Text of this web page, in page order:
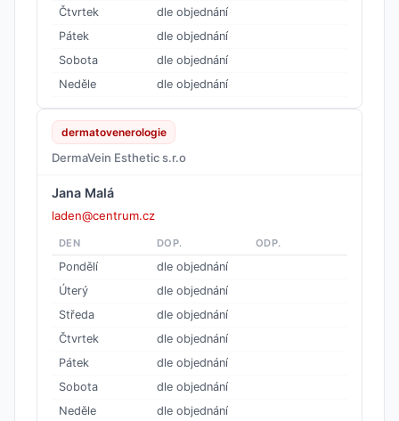
Čtvrtek
dle objednání
Pátek
dle objednání
Sobota
dle objednání
Neděle
dle objednání
dermatovenerologie
DermaVein Esthetic s.r.o
Jana Malá
laden@centrum.cz
DEN DOP. ODP.
Pondělí
dle objednání
Úterý
dle objednání
Středa
dle objednání
Čtvrtek
dle objednání
Pátek
dle objednání
Sobota
dle objednání
Neděle
dle objednání